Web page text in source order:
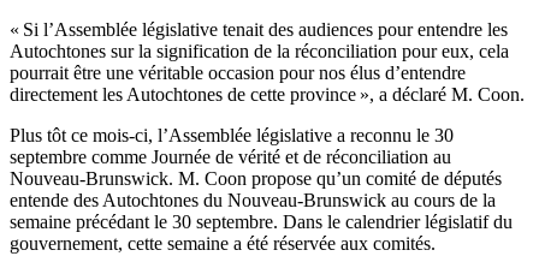
« Si l’Assemblée législative tenait des audiences pour entendre les
Autochtones sur la signification de la réconciliation pour eux, cela
pourrait être une véritable occasion pour nos élus d’entendre
directement les Autochtones de cette province », a déclaré M. Coon.
Plus tôt ce mois-ci, l’Assemblée législative a reconnu le 30
septembre comme Journée de vérité et de réconciliation au
Nouveau-Brunswick. M. Coon propose qu’un comité de députés
entende des Autochtones du Nouveau-Brunswick au cours de la
semaine précédant le 30 septembre. Dans le calendrier législatif du
gouvernement, cette semaine a été réservée aux comités.